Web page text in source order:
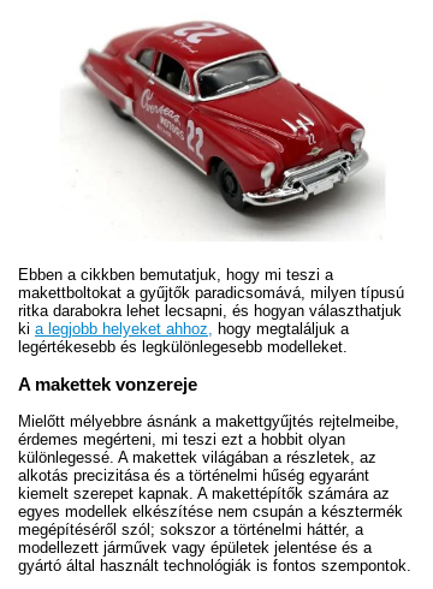
Ebben a cikkben bemutatjuk, hogy mi teszi a
makettboltokat a gyűjtők paradicsomává, milyen típusú
ritka darabokra lehet lecsapni, és hogyan választhatjuk
ki a legjobb helyeket ahhoz,
hogy megtaláljuk a
legértékesebb és legkülönlegesebb modelleket.
A makettek vonzereje
Mielőtt mélyebbre ásnánk a makettgyűjtés rejtelmeibe,
érdemes megérteni, mi teszi ezt a hobbit olyan
különlegessé. A makettek világában a részletek, az
alkotás precizitása és a történelmi hűség egyaránt
kiemelt szerepet kapnak. A makettépítők számára az
egyes modellek elkészítése nem csupán a késztermék
megépítéséről szól; sokszor a történelmi háttér, a
modellezett járművek vagy épületek jelentése és a
gyártó által használt technológiák is fontos szempontok.